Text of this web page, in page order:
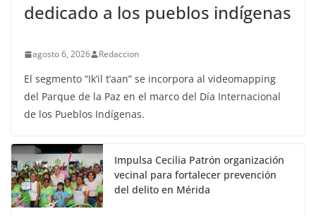
dedicado a los pueblos indígenas
agosto 6, 2026 Redaccion
El segmento “Ik’il t’aan” se incorpora al videomapping
del Parque de la Paz en el marco del Día Internacional
de los Pueblos Indígenas.
Impulsa Cecilia Patrón organización
vecinal para fortalecer prevención
del delito en Mérida